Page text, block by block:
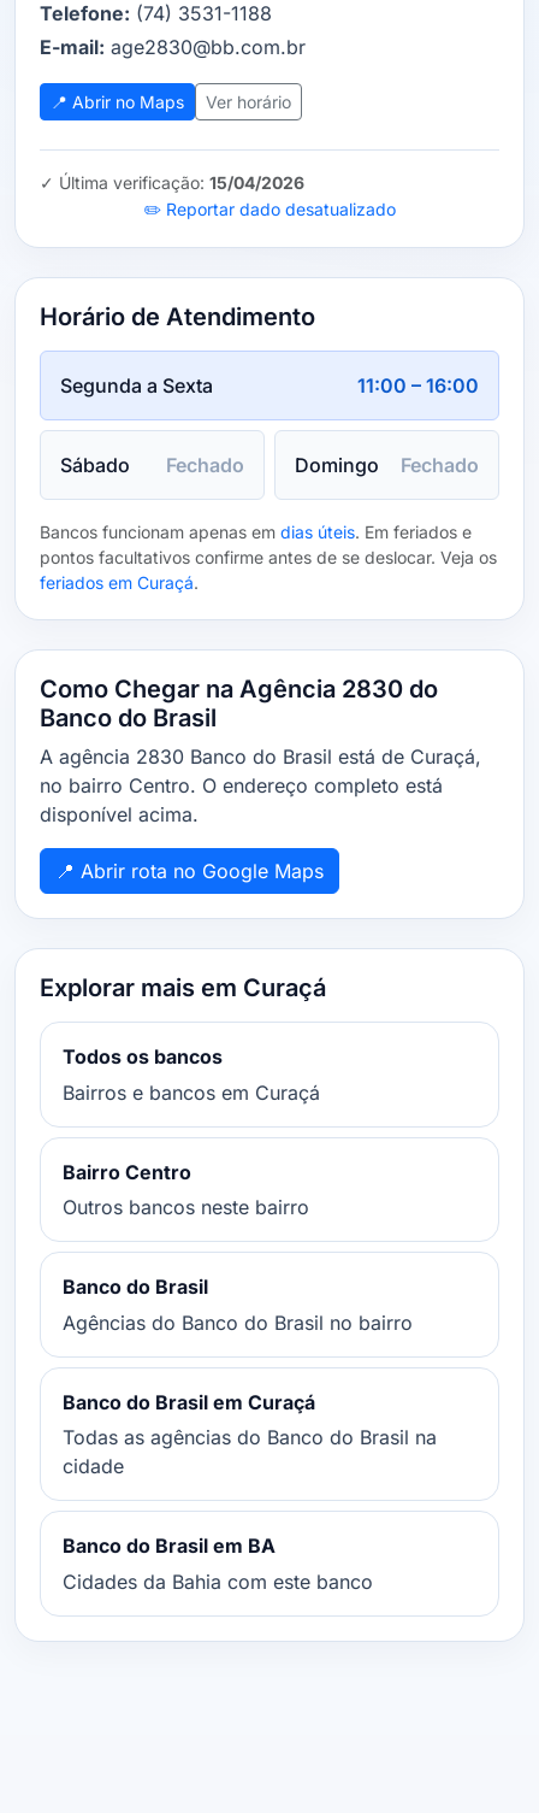
Telefone: (74) 3531-1188
E-mail: age2830@bb.com.br
📍 Abrir no Maps Ver horário
✓ Última verificação: 15/04/2026
✏️ Reportar dado desatualizado
Horário de Atendimento
Segunda a Sexta 11:00 – 16:00
Sábado Fechado Domingo Fechado
Bancos funcionam apenas em dias úteis. Em feriados e
pontos facultativos confirme antes de se deslocar. Veja os
feriados em Curaçá.
Como Chegar na Agência 2830 do
Banco do Brasil
A agência 2830 Banco do Brasil está de Curaçá,
no bairro Centro. O endereço completo está
disponível acima.
📍 Abrir rota no Google Maps
Explorar mais em Curaçá
Todos os bancos
Bairros e bancos em Curaçá
Bairro Centro
Outros bancos neste bairro
Banco do Brasil
Agências do Banco do Brasil no bairro
Banco do Brasil em Curaçá
Todas as agências do Banco do Brasil na
cidade
Banco do Brasil em BA
Cidades da Bahia com este banco